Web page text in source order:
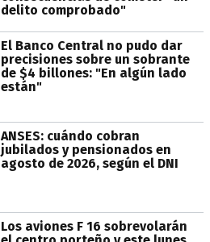
delito comprobado"
El Banco Central no pudo dar
precisiones sobre un sobrante
de $4 billones: "En algún lado
están"
ANSES: cuándo cobran
jubilados y pensionados en
agosto de 2026, según el DNI
Los aviones F 16 sobrevolarán